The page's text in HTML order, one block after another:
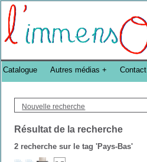
Bibliothèque DoucheFLUX Bibliotheek -->
Nouvelle recherche
Résultat de la recherche
2 recherche sur le tag'Pays-Bas'
Catalogue Autres médias Contact